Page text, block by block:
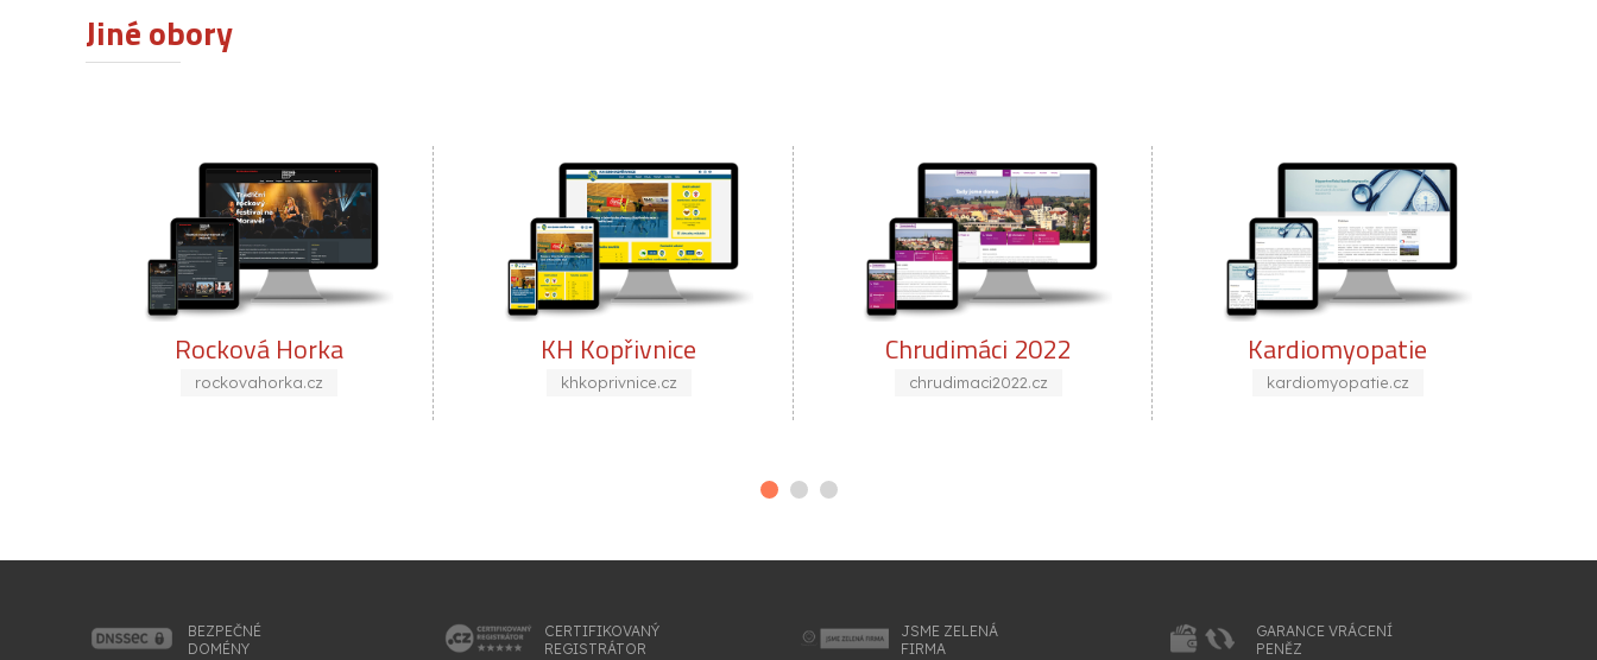
Jiné obory
Rocková Horka KH Kopřivnice
khkoprivnice.cz
Chrudimáci 2022
chrudimaci2022.cz
Kardiomyopatie
kardiomyopatie.cz
BEZPEČNÉ
DOMÉNY
CERTIFIKOVANÝ
REGISTRÁTOR
JSME ZELENÁ
FIRMA
GARANCE VRÁCENÍ
PENĚZ